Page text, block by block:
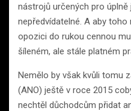
nástrojů určených pro
nepředvídatelné. A aby
opozici do rukou cennou
šíleném, ale stále platném
Nemělo by však kvůli tomu
(ANO) ještě v roce 2015
nechtěl důchodcům přidat